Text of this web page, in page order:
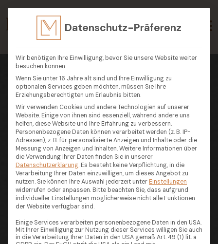
Datenschutz-Präferenz
Wir benötigen Ihre Einwilligung, bevor Sie unsere Website weiter
besuchen können.
Wenn Sie unter 16 Jahre alt sind und Ihre Einwilligung zu
optionalen Services geben möchten, müssen Sie Ihre
Erziehungsberechtigten um Erlaubnis bitten.
Wir verwenden Cookies und andere Technologien auf unserer
Website. Einige von ihnen sind essenziell, während andere uns
helfen, diese Website und Ihre Erfahrung zu verbessern.
Personenbezogene Daten können verarbeitet werden (z. B. IP-
Adressen), z. B. für personalisierte Anzeigen und Inhalte oder die
Messung von Anzeigen und Inhalten.Weitere Informationen über
die Verwendung Ihrer Daten finden Sie in unserer
Datenschutzerklärung. Es besteht keine Verpflichtung, in die
Verarbeitung Ihrer Daten einzuwilligen, um dieses Angebot zu
nutzen. Sie können Ihre Auswahl jederzeit unter Einstellungen
widerrufen oder anpassen. Bitte beachten Sie, dass aufgrund
individueller Einstellungen möglicherweise nicht alle Funktionen
der Website verfügbar sind.
Einige Services verarbeiten personenbezogene Daten in den USA.
Mit Ihrer Einwilligung zur Nutzung dieser Services willigen Sie auch
in die Verarbeitung Ihrer Daten in den USA gemäß Art. 49 (1) lit. a